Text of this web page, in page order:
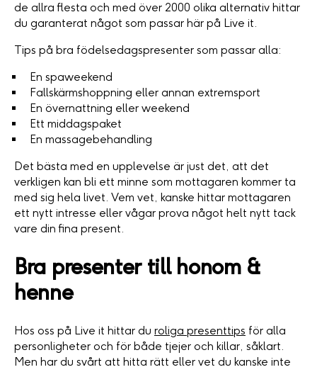
de allra flesta och med över 2000 olika alternativ hittar
du garanterat något som passar här på Live it.
Tips på bra födelsedagspresenter som passar alla:
En spaweekend
Fallskärmshoppning eller annan extremsport
En övernattning eller weekend
Ett middagspaket
En massagebehandling
Det bästa med en upplevelse är just det, att det
verkligen kan bli ett minne som mottagaren kommer ta
med sig hela livet. Vem vet, kanske hittar mottagaren
ett nytt intresse eller vågar prova något helt nytt tack
vare din fina present.
Bra presenter till honom &
henne
Hos oss på Live it hittar du roliga presenttips för alla
personligheter och för både tjejer och killar, såklart.
Men har du svårt att hitta rätt eller vet du kanske inte